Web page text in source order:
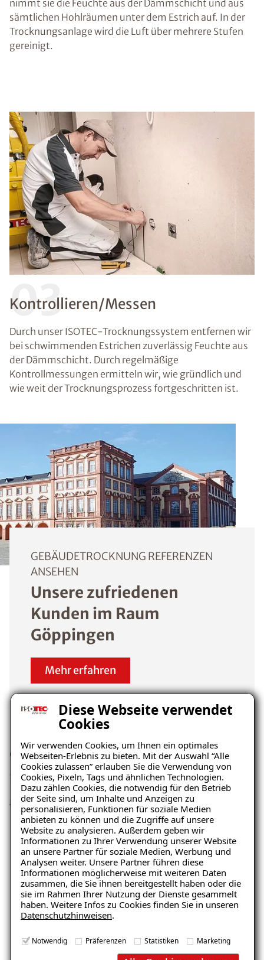
Diese Webseite verwendet
Cookies
Wir verwenden Cookies, um Ihnen ein optimales
Webseiten-Erlebnis zu bieten. Mit der Auswahl “Alle
Cookies zulassen” erlauben Sie die Verwendung von
Cookies, Pixeln, Tags und ähnlichen Technologien.
Dazu zählen Cookies, die notwendig für den Betrieb
der Seite sind, um Inhalte und Anzeigen zu
personalisieren, Funktionen für soziale Medien
anbieten zu können und die Zugriffe auf unsere
Website zu analysieren. Außerdem geben wir
Informationen zu Ihrer Verwendung unserer Website
an unsere Partner für soziale Medien, Werbung und
Analysen weiter. Unsere Partner führen diese
Informationen möglicherweise mit weiteren Daten
zusammen, die Sie ihnen bereitgestellt haben oder die
sie im Rahmen Ihrer Nutzung der Dienste gesammelt
haben. Weitere Infos zu Cookies finden Sie in unseren
Datenschutzhinweisen.
Notwendig Präferenzen Statistiken Marketing
nimmt sie die Feuchte aus der Dämmschicht und aus
sämtlichen Hohlräumen unter dem Estrich auf. In der
Trocknungsanlage wird die Luft über mehrere Stufen
gereinigt.
03
Kontrollieren/Messen
Durch unser ISOTEC-Trocknungssystem entfernen wir
bei schwimmenden Estrichen zuverlässig Feuchte aus
der Dämmschicht. Durch regelmäßige
Kontrollmessungen ermitteln wir, wie gründlich und
wie weit der Trocknungsprozess fortgeschritten ist.
GEBÄUDETROCKNUNG REFERENZEN
ANSEHEN
Unsere zufriedenen
Kunden im Raum
Göppingen
Mehr erfahren
Gebäudetrocknung über das
Saugverfahren
Ratgeber „Sofort-Tipps gegen
Feuchtigkeit“
– jetzt kostenlos
herunterladen!
E-Mail eingeben